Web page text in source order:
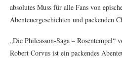
absolutes Muss für alle Fans von
Abenteuergeschichten und packenden
„Die Phileasson-Saga – Rosentempel“
Robert Corvus ist ein packendes